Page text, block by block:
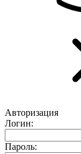
Авторизация
Логин:
Пароль: